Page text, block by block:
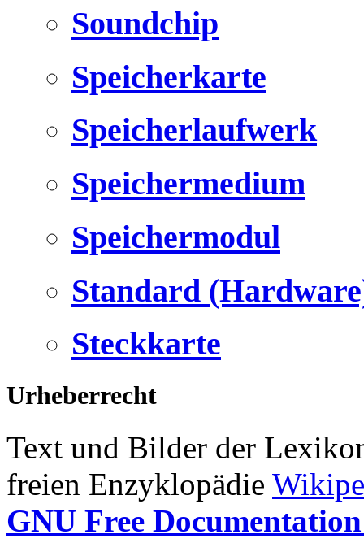
Soundchip
Speicherkarte
Speicherlaufwerk
Speichermedium
Speichermodul
Standard
Steckkarte
Urheberrecht
Text und Bilder der
freien Enzyklopädie
GNU Free